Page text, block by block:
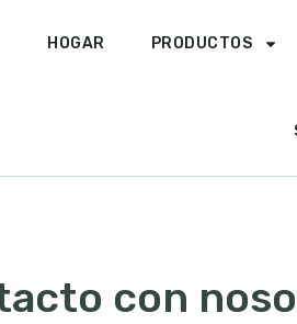
HOGAR PRODUCTOS
con